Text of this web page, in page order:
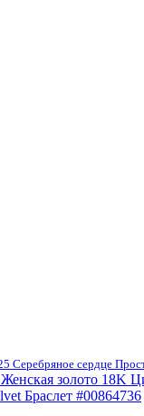
Серебряное сердце
золото 18K
Браслет #00864736